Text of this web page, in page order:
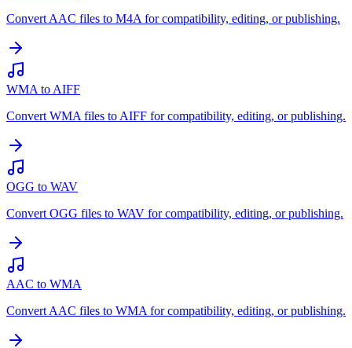
Convert AAC files to M4A for compatibility, editing, or publishing.
WMA to AIFF
Convert WMA files to AIFF for compatibility, editing, or publishing.
OGG to WAV
Convert OGG files to WAV for compatibility, editing, or publishing.
AAC to WMA
Convert AAC files to WMA for compatibility, editing, or publishing.